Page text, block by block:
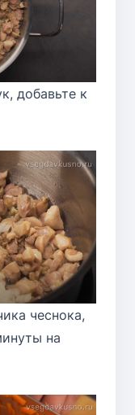
добавьте к
чеснока,
на